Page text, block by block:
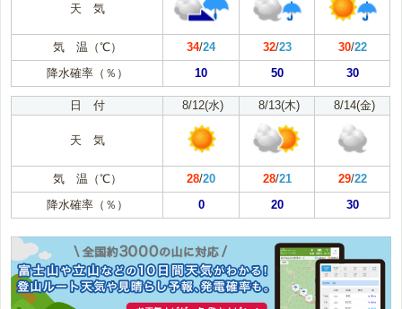
天 気
気 温（℃） 34/24 32/23 30/22
降水確率（％）
10 50 30
日 付 8/12(水) 8/13(木) 8/14(金)
天 気
気 温（℃） 28/20 28/21 29/22
降水確率（％）
0 20 30